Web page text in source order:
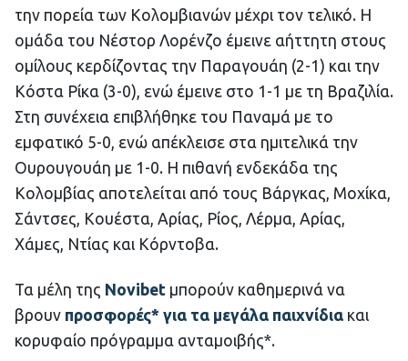
την πορεία των Κολομβιανών μέχρι τον τελικό. Η
ομάδα του Νέστορ Λορένζο έμεινε αήττητη στους
ομίλους κερδίζοντας την Παραγουάη (2-1) και την
Κόστα Ρίκα (3-0), ενώ έμεινε στο 1-1 με τη Βραζιλία.
Στη συνέχεια επιβλήθηκε του Παναμά με το
εμφατικό 5-0, ενώ απέκλεισε στα ημιτελικά την
Ουρουγουάη με 1-0. Η πιθανή ενδεκάδα της
Κολομβίας αποτελείται από τους Βάργκας, Μοχίκα,
Σάντσες, Κουέστα, Αρίας, Ρίος, Λέρμα, Αρίας,
Χάμες, Ντίας και Κόρντοβα.
Τα μέλη της Novibet μπορούν καθημερινά να
βρουν προσφορές* για τα μεγάλα παιχνίδια και
κορυφαίο πρόγραμμα ανταμοιβής*.